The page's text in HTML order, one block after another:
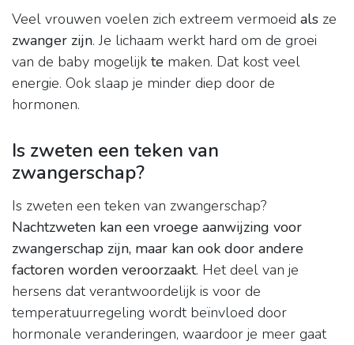
Veel vrouwen voelen zich extreem vermoeid als ze
zwanger zijn. Je lichaam werkt hard om de groei
van de baby mogelijk te maken. Dat kost veel
energie. Ook slaap je minder diep door de
hormonen.
Is zweten een teken van
zwangerschap?
Is zweten een teken van zwangerschap?
Nachtzweten kan een vroege aanwijzing voor
zwangerschap zijn, maar kan ook door andere
factoren worden veroorzaakt. Het deel van je
hersens dat verantwoordelijk is voor de
temperatuurregeling wordt beïnvloed door
hormonale veranderingen, waardoor je meer gaat